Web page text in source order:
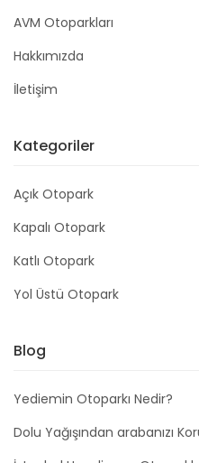
AVM Otoparkları
Hakkımızda
İletişim
Kategoriler
Açık Otopark
Kapalı Otopark
Katlı Otopark
Yol Üstü Otopark
Blog
Yediemin Otoparkı Nedir?
Dolu Yağışından arabanızı